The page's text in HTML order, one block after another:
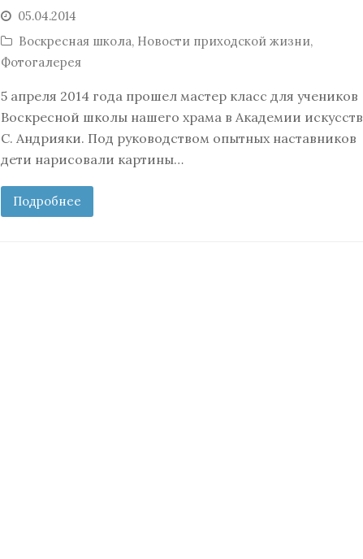
05.04.2014
Воскресная школа, Новости приходской жизни,
Фотогалерея
5 апреля 2014 года прошел мастер класс для учеников
Воскресной школы нашего храма в Академии искусств
С. Андрияки. Под руководством опытных наставников
дети нарисовали картины…
Подробнее